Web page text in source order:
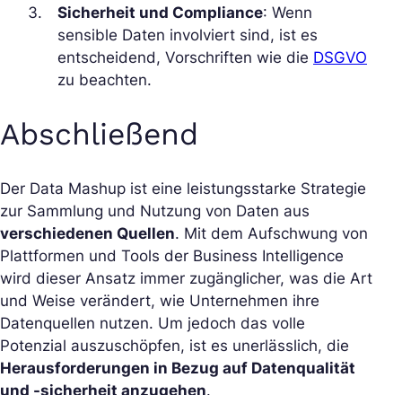
Sicherheit und Compliance: Wenn
sensible Daten involviert sind, ist es
entscheidend, Vorschriften wie die DSGVO
zu beachten.
Abschließend
Der Data Mashup ist eine leistungsstarke Strategie
zur Sammlung und Nutzung von Daten aus
verschiedenen Quellen. Mit dem Aufschwung von
Plattformen und Tools der Business Intelligence
wird dieser Ansatz immer zugänglicher, was die Art
und Weise verändert, wie Unternehmen ihre
Datenquellen nutzen. Um jedoch das volle
Potenzial auszuschöpfen, ist es unerlässlich, die
Herausforderungen in Bezug auf Datenqualität
und -sicherheit anzugehen.